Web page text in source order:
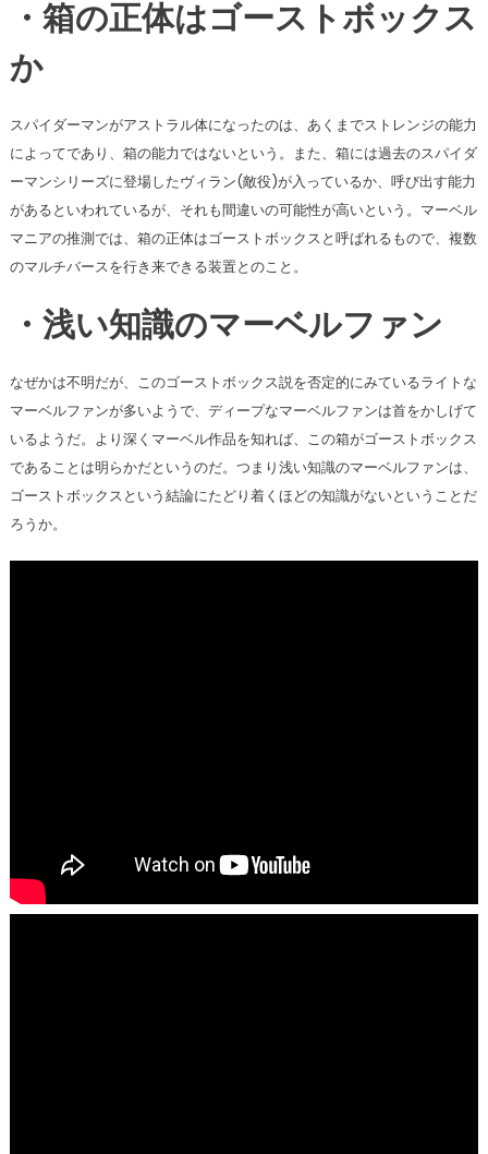
・箱の正体はゴーストボックス
か
スパイダーマンがアストラル体になったのは、あくまでストレンジの能力
によってであり、箱の能力ではないという。また、箱には過去のスパイダ
ーマンシリーズに登場したヴィラン(敵役)が入っているか、呼び出す能力
があるといわれているが、それも間違いの可能性が高いという。マーベル
マニアの推測では、箱の正体はゴーストボックスと呼ばれるもので、複数
のマルチバースを行き来できる装置とのこと。
・浅い知識のマーベルファン
なぜかは不明だが、このゴーストボックス説を否定的にみているライトな
マーベルファンが多いようで、ディープなマーベルファンは首をかしげて
いるようだ。より深くマーベル作品を知れば、この箱がゴーストボックス
であることは明らかだというのだ。つまり浅い知識のマーベルファンは、
ゴーストボックスという結論にたどり着くほどの知識がないということだ
ろうか。